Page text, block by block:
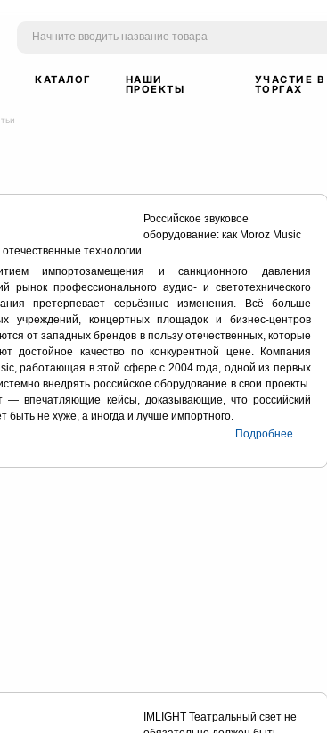
КАТАЛОГ НАШИ
ПРОЕКТЫ
УЧАСТИЕ В
ТОРГАХ
Российское звуковое
оборудование: как Moroz Music
технологии
импортозамещения и санкционного давления
рынок профессионального аудио- и светотехнического
претерпевает серьёзные изменения. Всё больше
учреждений, концертных площадок и бизнес-центров
от западных брендов в пользу отечественных, которые
достойное качество по конкурентной цене. Компания
работающая в этой сфере с 2004 года, одной из первых
внедрять российское оборудование в свои проекты.
— впечатляющие кейсы, доказывающие, что российский
быть не хуже, а иногда и лучше импортного.
Подробнее
IMLIGHT Театральный свет не